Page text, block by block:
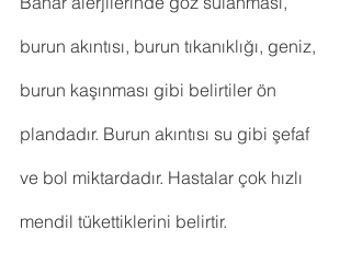
burun akıntısı, burun tıkanıklığı, geniz,
burun kaşınması gibi belirtiler ön
plandadır. Burun akıntısı su gibi şefaf
ve bol miktardadır. Hastalar çok hızlı
mendil tükettiklerini belirtir.